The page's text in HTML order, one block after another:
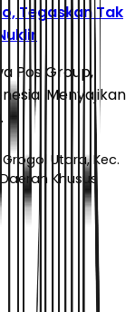
Tegaskan Tak
Pos Group,
Menyajikan
Grogol Utara, Kec.
Khusus